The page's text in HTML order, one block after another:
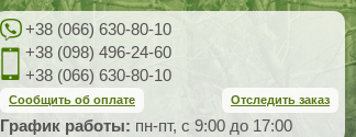
+38 (066) 630-80-10
+38 (098) 496-24-60
+38 (066) 630-80-10
Сообщить об оплате Отследить заказ
График работы: пн-пт, с 9:00 до 17:00